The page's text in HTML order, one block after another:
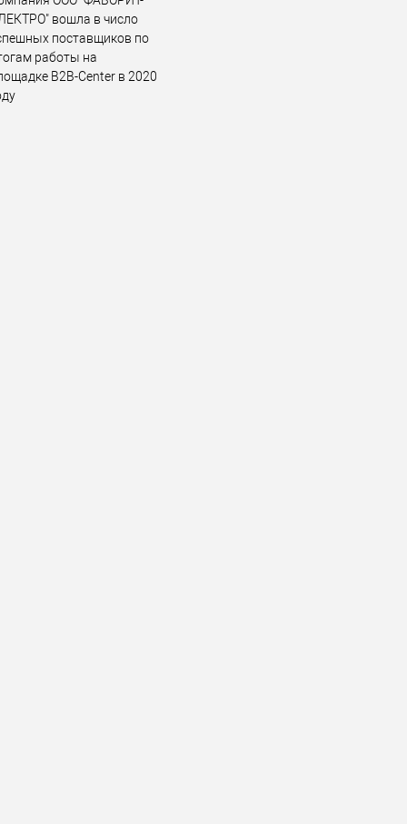
вошла в число
поставщиков по
работы на
B2B-Center в 2020